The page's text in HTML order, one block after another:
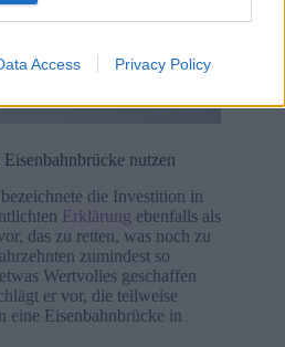
Access Privacy Policy
sondern sinnlos.
Ausgabe:Orbáns
für
nutzen
die Investition in
Erklärung ebenfalls als
das zu retten, was noch zu
zumindest so
Wertvolles geschaffen
er vor, die teilweise
eine Eisenbahnbrücke in